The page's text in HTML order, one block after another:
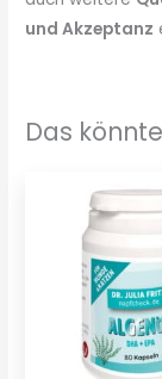
und Akzeptanz
Das